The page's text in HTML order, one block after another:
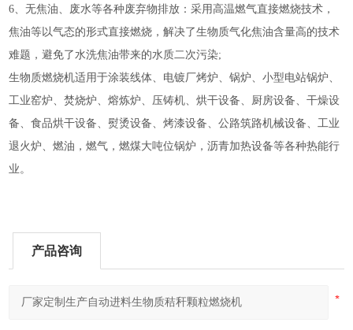
6、无焦油、废水等各种废弃物排放：采用高温燃气直接燃烧技术，
焦油等以气态的形式直接燃烧，解决了生物质气化焦油含量高的技术
难题，避免了水洗焦油带来的水质二次污染;
生物质燃烧机适用于涂装线体、电镀厂烤炉、锅炉、小型电站锅炉、
工业窑炉、焚烧炉、熔炼炉、压铸机、烘干设备、厨房设备、干燥设
备、食品烘干设备、熨烫设备、烤漆设备、公路筑路机械设备、工业
退火炉、燃油，燃气，燃煤大吨位锅炉，沥青加热设备等各种热能行
业。
产品咨询